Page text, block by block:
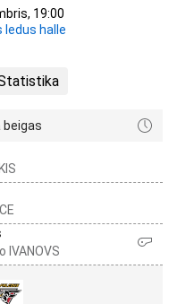
19:00
ledus halle
beigas
IVANOVS